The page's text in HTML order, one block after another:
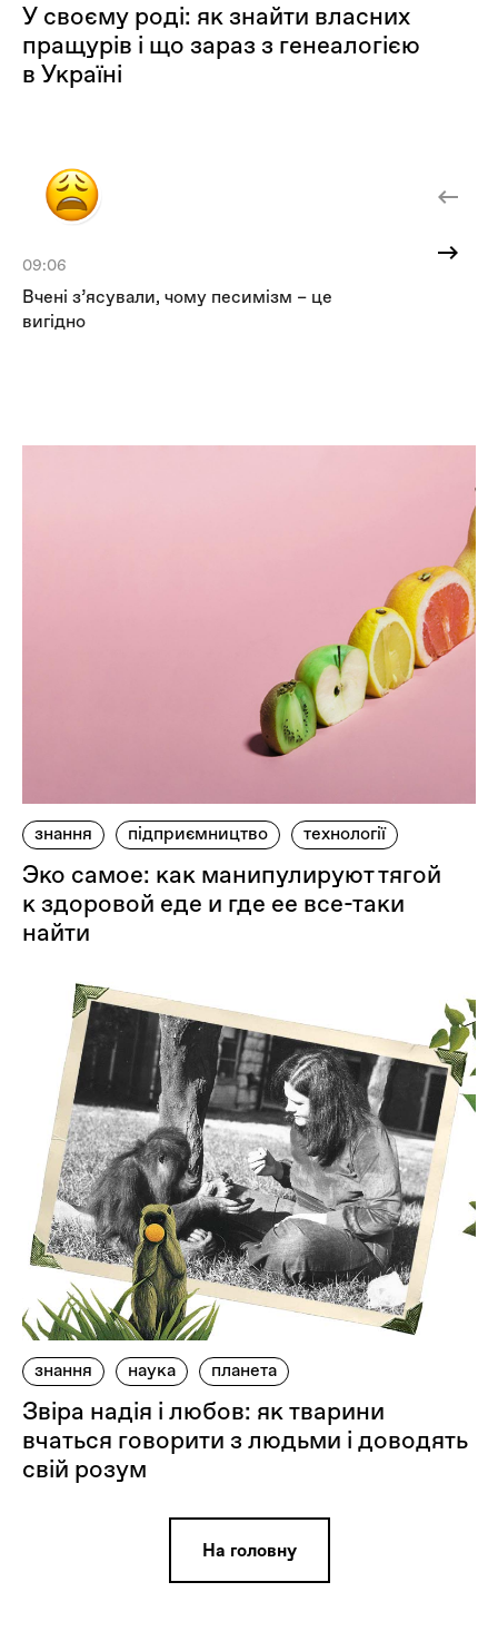
У своєму роді: як знайти власних
пращурів і що зараз з генеалогією
в Україні
09:06
Вчені з’ясували, чому песимізм – це
вигідно
знання підприємництво технології
Эко самое: как манипулируют тягой
к здоровой еде и где ее все-таки
найти
знання наука планета
Звіра надія і любов: як тварини
вчаться говорити з людьми і доводять
свій розум
На головну